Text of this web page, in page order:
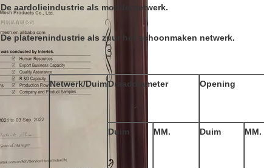
De aardolieindustrie als moddernetwerk.
De platerenindustrie als zuur het schoonmaken netwerk.
Netwerk/DuimDraaddiameter Opening
Duim MM. Duim MM.